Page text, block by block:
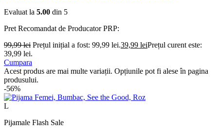
Evaluat la 5.00 din 5
Pret Recomandat de ProducatorPRP:
99,99lei Prețul inițial a fost: 99,99 lei.39,99 leiPrețul curent este:
39,99 lei.
Cumpara
Acest produs are mai multe variații. Opțiunile pot fi alese în pagina
produsului.
-56%
L
Pijamale Flash Sale